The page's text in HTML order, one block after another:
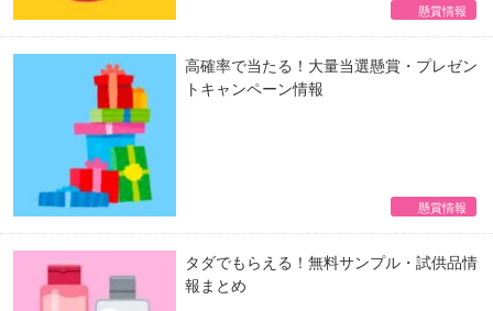
懸賞情報
高確率で当たる！大量当選懸賞・プレゼン
トキャンペーン情報
懸賞情報
タダでもらえる！無料サンプル・試供品情
報まとめ